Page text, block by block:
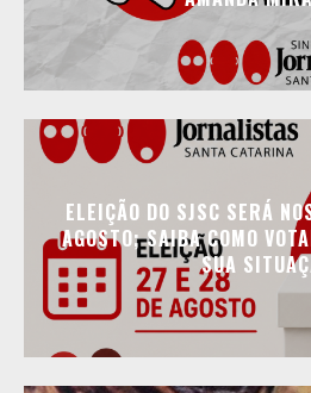
ELEIÇÃO DO SJSC SERÁ
AGOSTO; SAIBA COMO
SUA